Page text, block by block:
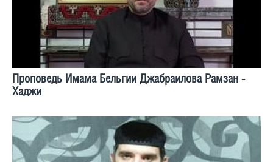
Проповедь Имама Бельгии Джабраилова Рамзан -
Хаджи